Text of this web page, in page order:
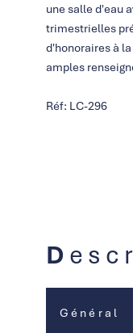
une salle d'eau
trimestrielles
d'honoraires à
amples
Réf: LC-296
Général